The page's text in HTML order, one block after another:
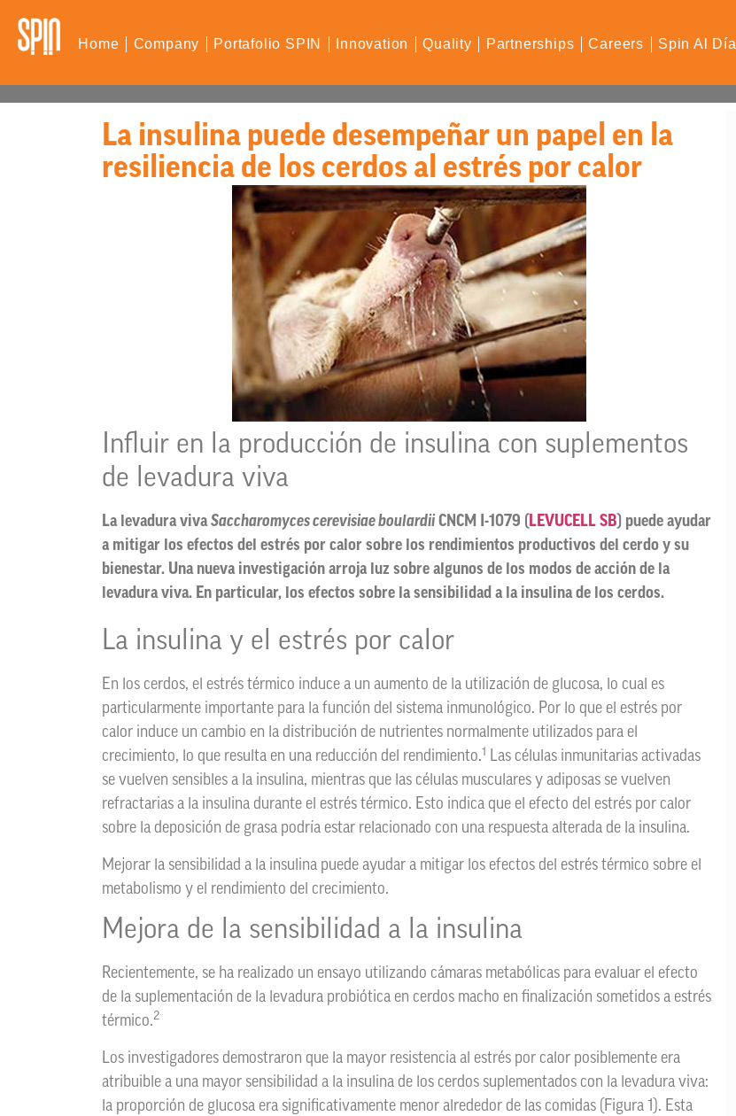
Home Company Portafolio SPIN Innovation Quality Partnerships Careers Spin Al Día
La insulina puede desempeñar un papel en la
resiliencia de los cerdos al estrés por calor
Influir en la producción de insulina con suplementos
de levadura viva
La levadura vivaSaccharomyces cerevisiae boulardii CNCM I-1079 (LEVUCELL SB) puede ayudar
a mitigar los efectos del estrés por calor sobre los rendimientos productivos del cerdo y su
bienestar. Una nueva investigación arroja luz sobre algunos de los modos de acción de la
levadura viva. En particular, los efectos sobre la sensibilidad a la insulina de los cerdos.
La insulina y el estrés por calor
En los cerdos, el estrés térmico induce a un aumento de la utilización de glucosa, lo cual es
particularmente importante para la función del sistema inmunológico. Por lo que el estrés por
calor induce un cambio en la distribución de nutrientes normalmente utilizados para el
crecimiento, lo que resulta en una reducción del rendimiento.1 Las células inmunitarias activadas
se vuelven sensibles a la insulina, mientras que las células musculares y adiposas se vuelven
refractarias a la insulina durante el estrés térmico. Esto indica que el efecto del estrés por calor
sobre la deposición de grasa podría estar relacionado con una respuesta alterada de la insulina.
Mejorar la sensibilidad a la insulina puede ayudar a mitigar los efectos del estrés térmico sobre el
metabolismo y el rendimiento del crecimiento.
Mejora de la sensibilidad a la insulina
Recientemente, se ha realizado un ensayo utilizando cámaras metabólicas para evaluar el efecto
de la suplementación de la levadura probiótica en cerdos macho en finalización sometidos a estrés
térmico.2
Los investigadores demostraron que la mayor resistencia al estrés por calor posiblemente era
atribuible a una mayor sensibilidad a la insulina de los cerdos suplementados con la levadura viva:
la proporción de glucosa era significativamente menor alrededor de las comidas (Figura 1). Esta